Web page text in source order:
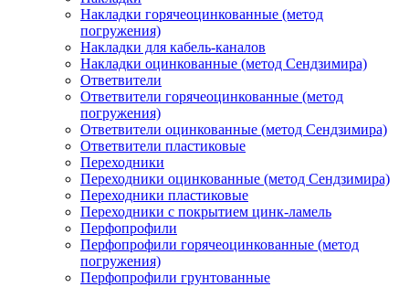
Накладки горячеоцинкованные (метод
погружения)
Накладки для кабель-каналов
Накладки оцинкованные (метод Сендзимира)
Ответвители
Ответвители горячеоцинкованные (метод
погружения)
Ответвители оцинкованные (метод Сендзимира)
Ответвители пластиковые
Переходники
Переходники оцинкованные (метод Сендзимира)
Переходники пластиковые
Переходники с покрытием цинк-ламель
Перфопрофили
Перфопрофили горячеоцинкованные (метод
погружения)
Перфопрофили грунтованные